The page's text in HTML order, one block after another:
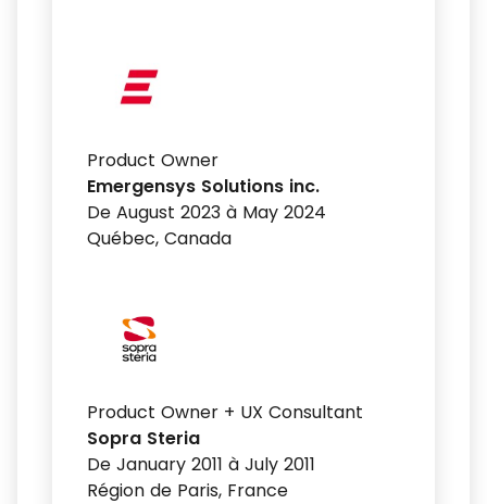
Product Owner
Emergensys Solutions inc.
De August 2023 à May 2024
Québec, Canada
Product Owner + UX Consultant
Sopra Steria
De January 2011 à July 2011
Région de Paris, France